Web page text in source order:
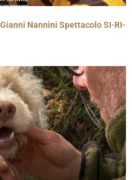
Nannini Spettacolo SI-RI-